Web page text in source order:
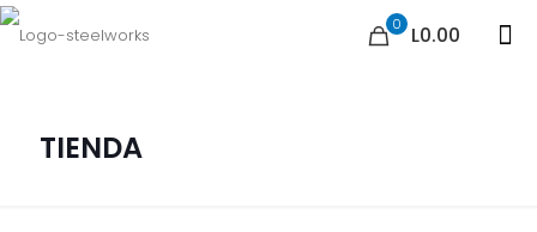
0 L0.00
TIENDA